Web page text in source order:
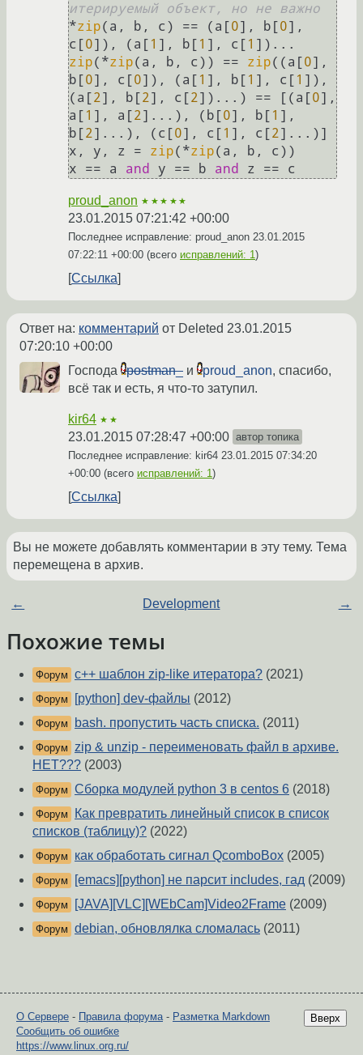
итерируемый объект, но не важно
*zip(a, b, c) == (a[0], b[0],
c[0]), (a[ 1 ], b[ 1 ], c[ 1
zip(*zip(a, b, c)) == zip((a[0],
b[0], c[0]), (a[ 1 ], b[ 1 ], c[ 1 ]),
(a[2], b[2], c[2])...) == [(a[0],
a[ 1 ], a[2]...), (b[0], b[ 1 ],
b[2]...), (c[0], c[ 1 ], c[2]...)]
x, y, z = zip(*zip(a, b, c))
x == a and y == b and z == c
proud_anon ★★★★★
23.01.2015 07:21:42 +00:00
Последнее исправление: proud_anon 23.01.2015
07:22:11 +00:00 (всего исправлений: 1)
Ссылка
Ответ на: комментарий от Deleted 23.01.2015
07:20:10 +00:00
Господа
postman_ и proud_anon, спасибо,
всё так и есть, я что-то затупил.
kir64 ★★
23.01.2015 07:28:47 +00:00 автор топика
Последнее исправление: kir64 23.01.2015 07:34:20
+00:00 (всего исправлений: 1)
Ссылка
Вы не можете добавлять комментарии в эту тему. Тема
перемещена в архив.
← Development →
Похожие темы
Форум c++ шаблон zip-like итератора? (2021)
Форум [python] dev-файлы (2012)
Форум bash. пропустить часть списка. (2011)
Форум
zip & unzip - переименовать файл в архиве.
НЕТ??? (2003)
Форум Сборка модулей python 3 в centos 6 (2018)
Форум
Как превратить линейный список в список
списков (таблицу)? (2022)
Форум как обработать сигнал QcomboBox (2005)
Форум [emacs][python] не парсит includes, гад (2009)
Форум [JAVA][VLC][WEbCam]Video2Frame (2009)
Форум debian, обновлялка сломалась (2011)
Вверх
О Сервере - Правила форума- Разметка Markdown
Сообщить об ошибке
https://www.linux.org.ru/